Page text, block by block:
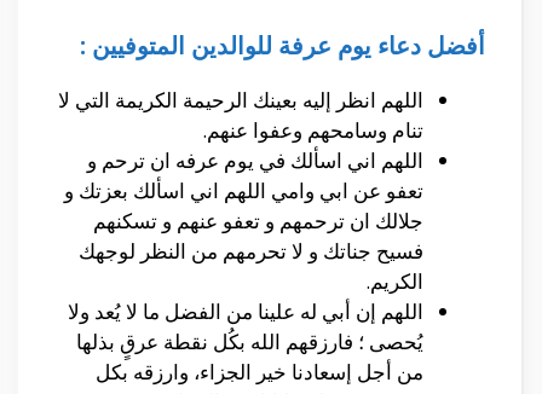
أفضل دعاء يوم عرفة للوالدين المتوفيين :
اللهم انظر إليه بعينك الرحيمة الكريمة التي لا
تنام وسامحهم وعفوا عنهم.
اللهم اني اسألك في يوم عرفه ان ترحم و
تعفو عن ابي وامي اللهم اني اسألك بعزتك و
جلالك ان ترحمهم و تعفو عنهم و تسكنهم
فسيح جناتك و لا تحرمهم من النظر لوجهك
الكريم.
اللهم إن أبي له علينا من الفضل ما لا يُعد ولا
يُحصى ؛ فارزقهم الله بكُل نقطة عرقٍ بذلها
من أجل إسعادنا خير الجزاء، وارزقه بكل